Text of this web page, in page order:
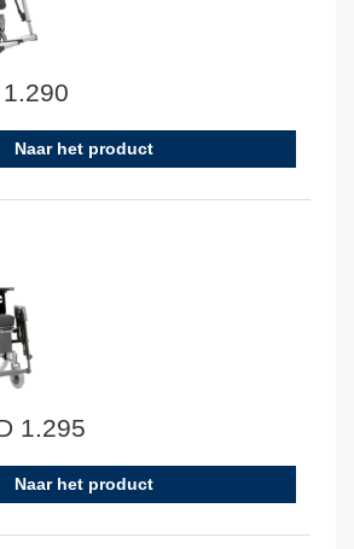
Naar het product
1.295
Naar het product